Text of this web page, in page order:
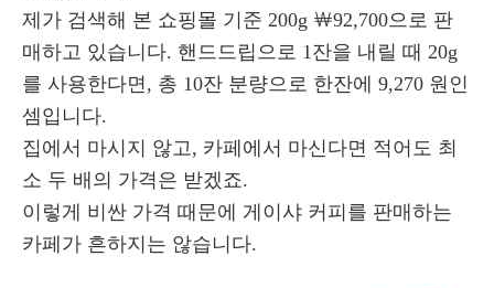
제가 검색해 본 쇼핑몰 기준 200g ￦92,700으로 판
매하고 있습니다. 핸드드립으로 1잔을 내릴 때 20g
를 사용한다면, 총 10잔 분량으로 한잔에 9,270 원인
셈입니다.
집에서 마시지 않고, 카페에서 마신다면 적어도 최
소 두 배의 가격은 받겠죠.
이렇게 비싼 가격 때문에 게이샤 커피를 판매하는
카페가 흔하지는 않습니다.